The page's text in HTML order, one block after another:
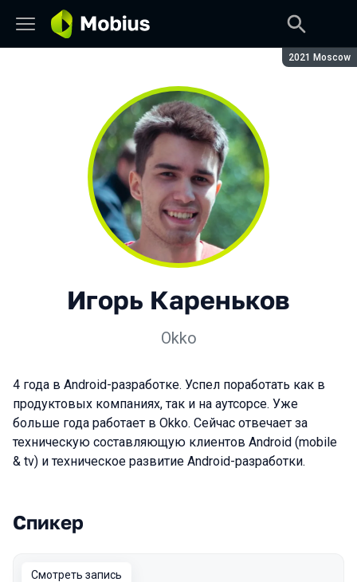
Сезон:
2021 Moscow
Игорь Кареньков
Okko
4 года в Android-разработке. Успел поработать как в
продуктовых компаниях, так и на аутсорсе. Уже
больше года работает в Okko. Сейчас отвечает за
техническую составляющую клиентов Android (mobile
& tv) и техническое развитие Android-разработки.
Выступления в сезоне 2021 Moscow
Спикер
Смотреть запись